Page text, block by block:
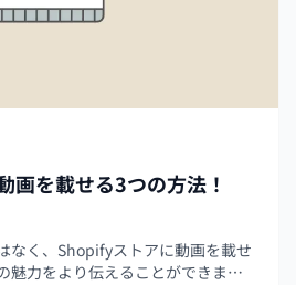
を載せる3つの方法！
なく、Shopifyストアに動画を載せ
魅力をより伝えることができま